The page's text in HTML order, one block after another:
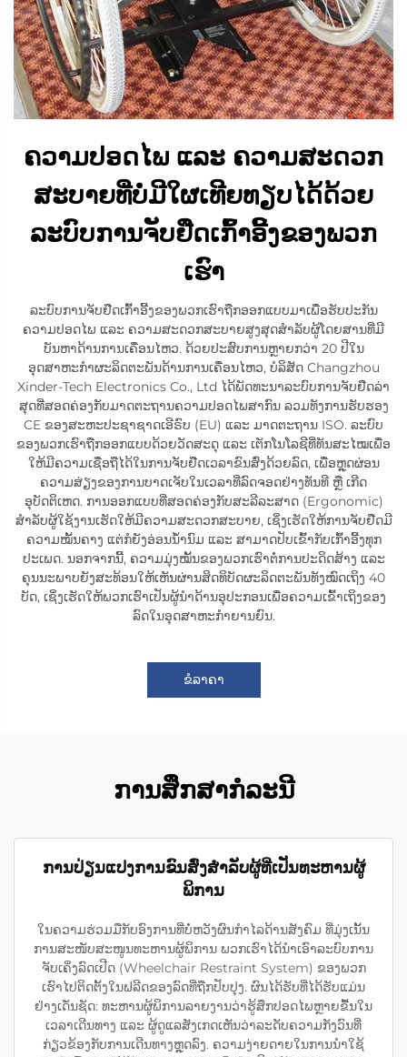
ຄວາມປອດໄພ ແລະ ຄວາມສະດວກ
ສະບາຍທີ່ບໍ່ມີໃຜເທີຍທຽບໄດ້ດ້ວຍ
ລະບົບການຈັບຢືດເກົ້າອີ້ງຂອງພວກ
ເຮົາ
ລະບົບການຈັບຢືດເກົ້າອີ້ງຂອງພວກເຮົາຖືກອອກແບບມາເພື່ອຮັບປະກັນ
ຄວາມປອດໄພ ແລະ ຄວາມສະດວກສະບາຍສູງສຸດສຳລັບຜູ້ໂດຍສານທີ່ມີ
ບັນຫາດ້ານການເຄື່ອນໄຫວ. ດ້ວຍປະສົບການຫຼາຍກວ່າ 20 ປີໃນ
ອຸດສາຫະກຳຜະລິດຕະພັນດ້ານການເຄື່ອນໄຫວ, ບໍລິສັດ Changzhou
Xinder-Tech Electronics Co., Ltd ໄດ້ພັດທະນາລະບົບການຈັບຢືດລ່າ
ສຸດທີ່ສອດຄ່ອງກັບມາດຕະຖານຄວາມປອດໄພສາກົນ ລວມທັງການຮັບຮອງ
CE ຂອງສະຫະປະຊາຊາດເອີຣົບ (EU) ແລະ ມາດຕະຖານ ISO. ລະບົບ
ຂອງພວກເຮົາຖືກອອກແບບດ້ວຍວັດສະດຸ ແລະ ເຕັກໂນໂລຊີທີ່ທັນສະໄໝເພື່ອ
ໃຫ້ມີຄວາມເຊື່ອຖືໄດ້ໃນການຈັບຢືດເວລາຂົນສົ່ງດ້ວຍລົດ, ເພື່ອຫຼຸດຜ່ອນ
ຄວາມສ່ຽງຂອງການບາດເຈັບໃນເວລາທີ່ລົດຈອດຢ່າງທັນທີ ຫຼື ເກີດ
ອຸບັດຕິເຫດ. ການອອກແບບທີ່ສອດຄ່ອງກັບສະລີລະສາດ (Ergonomic)
ສຳລັບຜູ້ໃຊ້ງານເຮັດໃຫ້ມີຄວາມສະດວກສະບາຍ, ເຊິ່ງເຮັດໃຫ້ການຈັບຢືດມີ
ຄວາມໝັ້ນຄາງ ແຕ່ກໍຍັງອ່ອນນ້ຳນົມ ແລະ ສາມາດປັບເຂົ້າກັບເກົ້າອີ້ງທຸກ
ປະເພດ. ນອກຈາກນີ້, ຄວາມມຸ່ງໝັ້ນຂອງພວກເຮົາຕໍ່ການປະດິດສ້າງ ແລະ
ຄຸນນະພາບຍັງສະທ້ອນໃຫ້ເຫັນຜ່ານສິດທິບັດຜະລິດຕະພັນທັງໝົດເຖິງ 40
ບັດ, ເຊິ່ງເຮັດໃຫ້ພວກເຮົາເປັນຜູ້ນຳດ້ານອຸປະກອນເພື່ອຄວາມເຂົ້າເຖິງຂອງ
ລົດໃນອຸດສາຫະກຳຍານຍົນ.
ຂໍລາຄາ
ການສຶກສາກໍລະນີ
ການປ່ຽນແປງການຂົນສົ່ງສຳລັບຜູ້ທີ່ເປັນທະຫານຜູ້
ພິການ
ໃນຄວາມຮ່ວມມືກັບອົງການທີ່ບໍ່ຫວັງຜົນກຳໄລດ້ານສັງຄົມ ທີ່ມຸ່ງເນັ້ນ
ການສະໜັບສະໜູນທະຫານຜູ້ພິການ ພວກເຮົາໄດ້ນຳເອົາລະບົບການ
ຈັບເຄິ່ງລົດເປີດ (Wheelchair Restraint System) ຂອງພວກ
ເຮົາໄປຕິດຕັ້ງໃນຟລີດຂອງລົດທີ່ຖືກປັບປຸງ. ຜົນໄດ້ຮັບທີ່ໄດ້ຮັບແມ່ນ
ຢ່າງເດັ່ນຊັດ: ທະຫານຜູ້ພິການລາຍງານວ່າຮູ້ສຶກປອດໄພຫຼາຍຂື້ນໃນ
ເວລາເດີນທາງ ແລະ ຜູ້ດູແລສັງເກດເຫັນວ່າລະດັບຄວາມກັງວົນທີ່
ກ່ຽວຂ້ອງກັບການເດີນທາງຫຼຸດລົງ. ຄວາມງ່າຍດາຍໃນການນຳໃຊ້